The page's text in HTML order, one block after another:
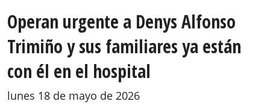
Operan urgente a Denys Alfonso
Trimiño y sus familiares ya están
con él en el hospital
lunes 18 de mayo de 2026